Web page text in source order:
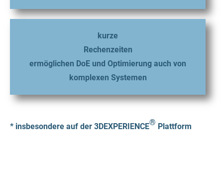
kurze
Rechenzeiten
ermöglichen DoE und Optimierung auch von
komplexen Systemen
* insbesondere auf der 3DEXPERIENCE® Plattform